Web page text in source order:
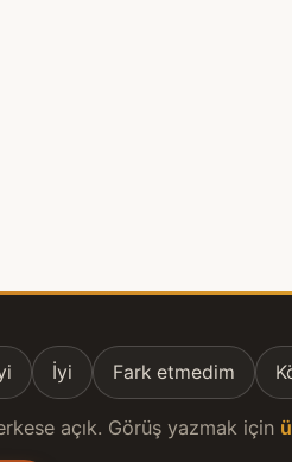
İyi Fark etmedim
açık. Görüş yazmak için